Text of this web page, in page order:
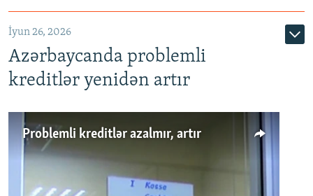
720p 1080p
İyun 26, 2026
Azərbaycanda problemli
kreditlər yenidən artır
Problemli kreditlər azalmır, artır